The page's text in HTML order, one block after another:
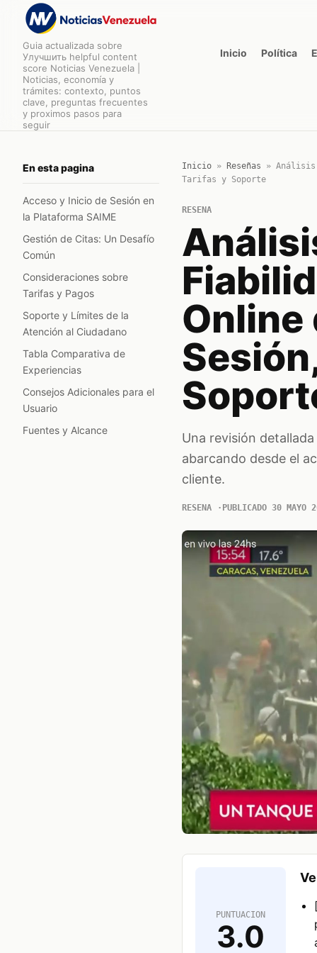
Guia actualizada sobre
Улучшить helpful content
score Noticias Venezuela |
Noticias, economía y
trámites: contexto, puntos
clave, preguntas frecuentes
y proximos pasos para
seguir
Inicio Política
En esta pagina
Acceso y Inicio de Sesión en
la Plataforma SAIME
Gestión de Citas: Un Desafío
Común
Consideraciones sobre
Tarifas y Pagos
Soporte y Límites de la
Atención al Ciudadano
Tabla Comparativa de
Experiencias
Consejos Adicionales para el
Usuario
Fuentes y Alcance
Inicio» Reseñas »
Tarifas y Soporte
RESENA
Online
Una revisión
abarcando desde el
cliente.
RESENA PUBLICADO 30 MAYO
PUNTUACION
3.0